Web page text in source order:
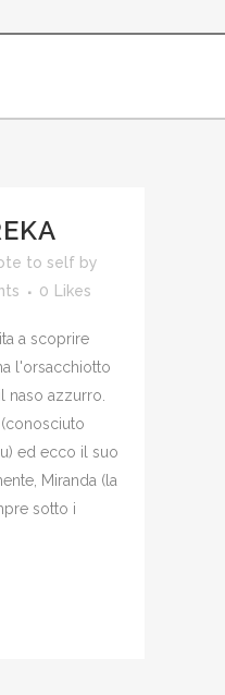
to self by
0 Likes
a scoprire
l'orsacchiotto
azzurro.
ed ecco il suo
Miranda (la
sotto i